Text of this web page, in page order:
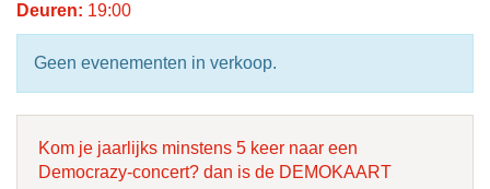
Deuren: 19:00
Geen evenementen in verkoop.
Kom je jaarlijks minstens 5 keer naar een
Democrazy-concert? dan is de DEMOKAART